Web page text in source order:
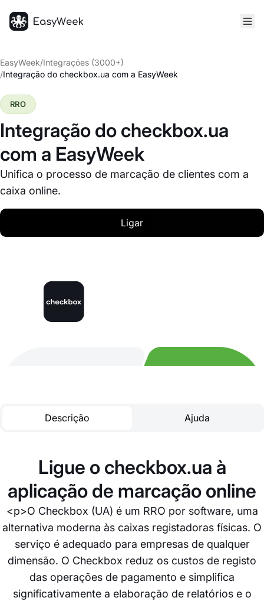
EasyWeek/Integrações (3000+)
/Integração do checkbox.ua com a EasyWeek
Integração do checkbox.ua
com a EasyWeek
Unifica o processo de marcação de clientes com a
caixa online.
RRO
Ligar
Descrição Ajuda
Ligue o checkbox.ua à
aplicação de marcação online
<p>O Checkbox (UA) é um RRO por software, uma
alternativa moderna às caixas registadoras físicas. O
serviço é adequado para empresas de qualquer
dimensão. O Checkbox reduz os custos de registo
das operações de pagamento e simplifica
significativamente a elaboração de relatórios e o